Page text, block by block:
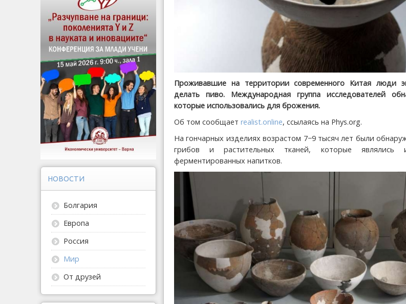
Проживавшие на территории современного Китая люди
делать пиво. Международная группа исследователей
которые использовались для брожения.
Об том сообщает realist.online, ссылаясь на Phys.org.
На гончарных изделиях возрастом 7−9 тысяч лет были
грибов и растительных тканей, которые являлись
ферментированных напитков.
НОВОСТИ
Болгария
Европа
Россия
Мир
От друзей